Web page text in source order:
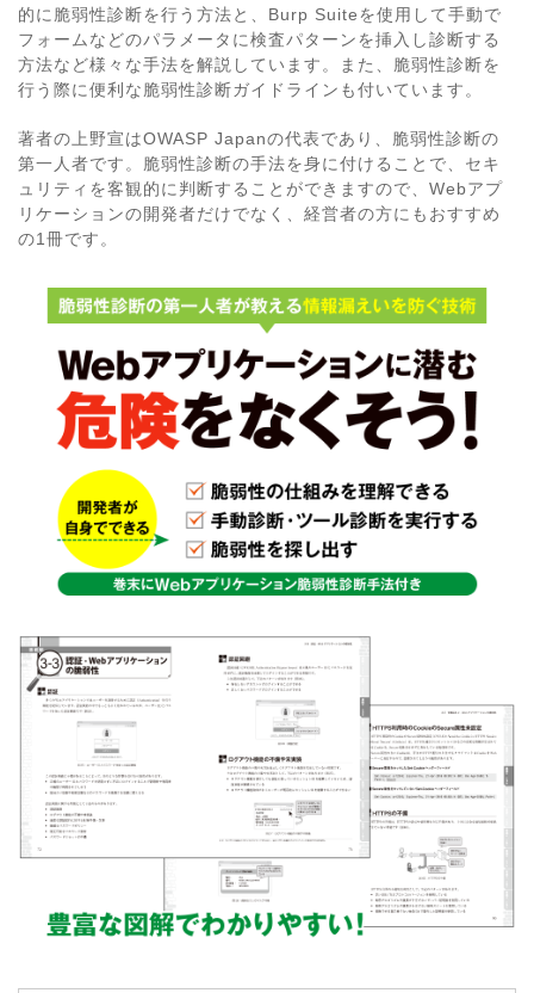
的に脆弱性診断を行う方法と、Burp Suiteを使用して手動で
フォームなどのパラメータに検査パターンを挿入し診断する
方法など様々な手法を解説しています。また、脆弱性診断を
行う際に便利な脆弱性診断ガイドラインも付いています。
著者の上野宣はOWASP Japanの代表であり、脆弱性診断の
第一人者です。脆弱性診断の手法を身に付けることで、セキ
ュリティを客観的に判断することができますので、Webアプ
リケーションの開発者だけでなく、経営者の方にもおすすめ
の1冊です。